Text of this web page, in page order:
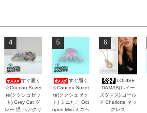
4
すぐ届く
☆Coucou Suzet
te(ククシュゼッ
ト) Grey Cat グ
レー 猫 ヘアクリ
5
すぐ届く
☆Coucou Suzet
te(ククシュゼッ
ト) ミニたこ Oct
opus Mini ミニヘ
6
LOUISE
DAMAS(ルイー
ズダマス) ゴール
ド Charlotte ネッ
クレス